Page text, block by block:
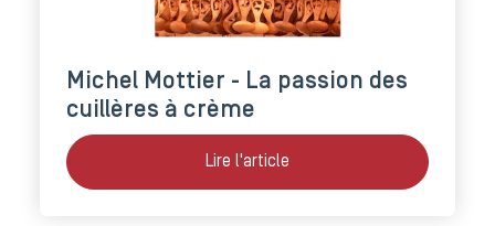
Michel Mottier - La passion des
cuillères à crème
Lire l'article